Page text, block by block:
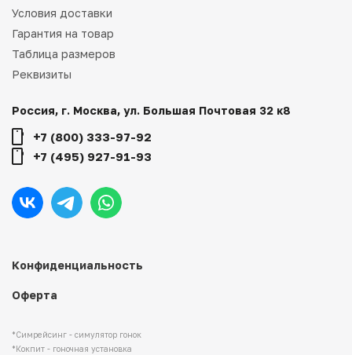
*Симрейсинг - симулятор гонок
*Кокпит - гоночная установка
Конфиденциальность
Оферта
Условия доставки
Гарантия на товар
Таблица размеров
Реквизиты
Россия, г. Москва, ул. Большая Почтовая 32 к8
+7 (800) 333-97-92
+7 (495) 927-91-93